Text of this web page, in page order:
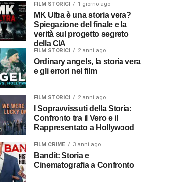
FILM STORICI 1 giorno ago
MK Ultra è una storia vera?
Spiegazione del finale e la
verità sul progetto segreto
della CIA
FILM STORICI 2 anni ago
Ordinary angels, la storia vera
e gli errori nel film
FILM STORICI 2 anni ago
Confronto tra il Vero e il
Rappresentato a Hollywood
FILM CRIME 3 anni ago
Bandit: Storia e
Cinematografia a Confronto